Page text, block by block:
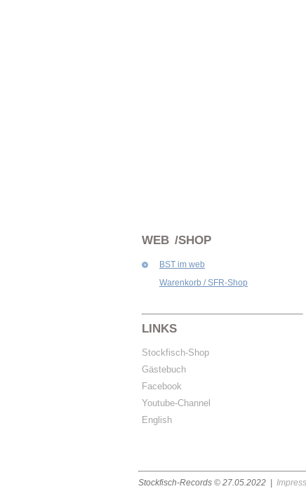
WEB /SHOP
BST im web
Warenkorb / SFR-Shop
LINKS
Stockfisch-Shop
Gästebuch
Facebook
Youtube-Channel
English
Stockfisch-Records © 27.05.2022